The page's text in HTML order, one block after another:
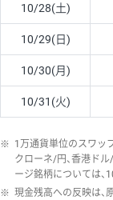
10/28(土)
10/29(日)
10/30(月)
10/31(火)
※ 1万通貨単位のスワッ
クローネ/円、香港ド
ージ銘柄については、
※ 現金残高への反映は、